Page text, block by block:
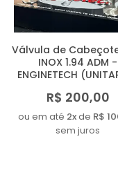
Válvula de
INOX 1.94 ADM -
ENGINETECH
R$ 200,00
ou em até 2xde R$
sem juros